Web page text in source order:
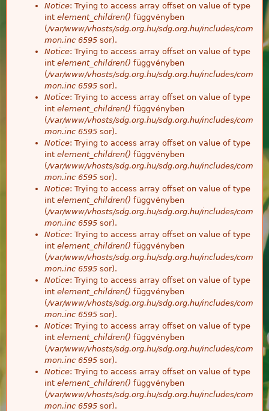
Notice: Trying to access array offset on value of type
int element_children() függvényben
(/var/www/vhosts/sdg.org.hu/sdg.org.hu/includes/com
mon.inc 6595 sor).
Notice: Trying to access array offset on value of type
int element_children() függvényben
(/var/www/vhosts/sdg.org.hu/sdg.org.hu/includes/com
mon.inc 6595 sor).
Notice: Trying to access array offset on value of type
int element_children() függvényben
(/var/www/vhosts/sdg.org.hu/sdg.org.hu/includes/com
mon.inc 6595 sor).
Notice: Trying to access array offset on value of type
int element_children() függvényben
(/var/www/vhosts/sdg.org.hu/sdg.org.hu/includes/com
mon.inc 6595 sor).
Notice: Trying to access array offset on value of type
int element_children() függvényben
(/var/www/vhosts/sdg.org.hu/sdg.org.hu/includes/com
mon.inc 6595 sor).
Notice: Trying to access array offset on value of type
int element_children() függvényben
(/var/www/vhosts/sdg.org.hu/sdg.org.hu/includes/com
mon.inc 6595 sor).
Notice: Trying to access array offset on value of type
int element_children() függvényben
(/var/www/vhosts/sdg.org.hu/sdg.org.hu/includes/com
mon.inc 6595 sor).
Notice: Trying to access array offset on value of type
int element_children() függvényben
(/var/www/vhosts/sdg.org.hu/sdg.org.hu/includes/com
mon.inc 6595 sor).
Notice: Trying to access array offset on value of type
int element_children() függvényben
(/var/www/vhosts/sdg.org.hu/sdg.org.hu/includes/com
mon.inc 6595 sor).